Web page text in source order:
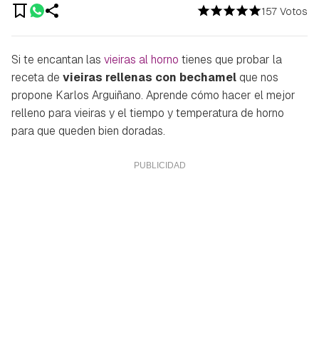
157 Votos
Si te encantan las vieiras al horno tienes que probar la
receta de vieiras rellenas con bechamelque nos
propone Karlos Arguiñano. Aprende cómo hacer el mejor
relleno para vieiras y el tiempo y temperatura de horno
para que queden bien doradas.